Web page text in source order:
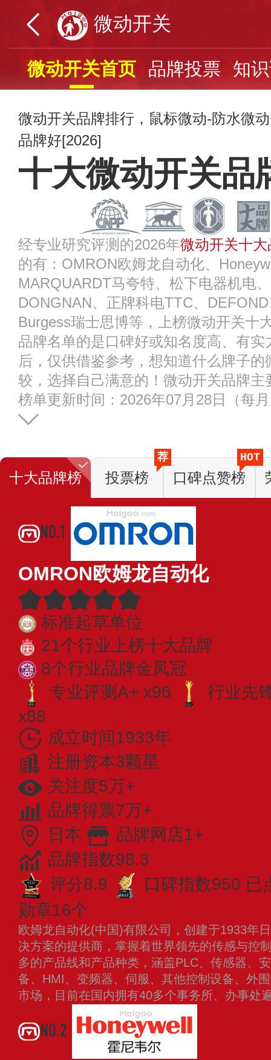
微动开关
微动开关首页 品牌投票 知
微动开关品牌排行，鼠标微动-防水微
品牌好[2026]
十大微动开关品
经专业研究评测的2026年微动开关十
的有：OMRON欧姆龙自动化、
MARQUARDT马夸特、松下电器机电
DONGNAN、正牌科电TTC、
Burgess瑞士思博等，上榜微动开关十
品牌名单的是口碑好或知名度高、有
后，仅供借鉴参考，想知道什么牌子
较，选择自己满意的！微动开关品牌
榜单更新时间：2026年07月28日（每
十大品牌榜 投票榜
荐
口碑点赞榜
HOT
NO.1
OMRON欧姆龙自动化
标准起草单位
21个行业上榜十大品牌
8个行业品牌金凤冠
专业评测A+ x96
行业先
x88
成立时间1933年
注册资本3颗星
关注度5万+
品牌得票7万+
日本
品牌网店1+
品牌指数98.3
评分8.9
口碑指数950 已
勋章16个
欧姆龙自动化(中国)有限公司，创建于1933年
决方案的提供商，掌握着世界领先的传感与控
多的产品线和产品种类，涵盖PLC、传感器、
备、HMI、变频器、伺服、其他控制设备、外
市场，目前在国内拥有40多个事务所、办事处
NO.2